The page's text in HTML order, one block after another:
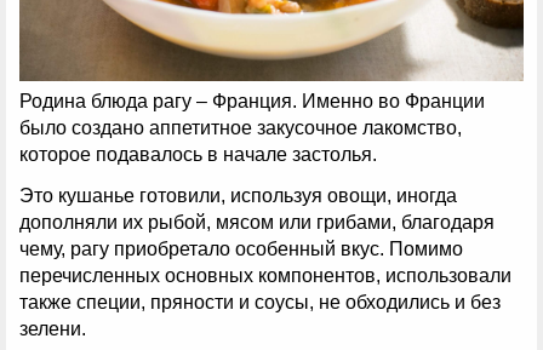
Родина блюда рагу – Франция. Именно во Франции
было создано аппетитное закусочное лакомство,
которое подавалось в начале застолья.
Это кушанье готовили, используя овощи, иногда
дополняли их рыбой, мясом или грибами, благодаря
чему, рагу приобретало особенный вкус. Помимо
перечисленных основных компонентов, использовали
также специи, пряности и соусы, не обходились и без
зелени.